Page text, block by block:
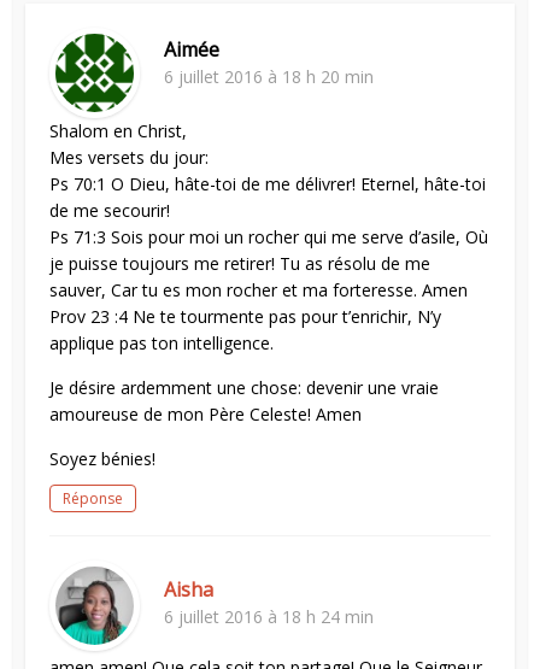
Aimée
6 juillet 2016 à 18 h 20 min
Shalom en Christ,
Mes versets du jour:
Ps 70:1 O Dieu, hâte-toi de me délivrer! Eternel, hâte-toi
de me secourir!
Ps 71:3 Sois pour moi un rocher qui me serve d’asile, Où
je puisse toujours me retirer! Tu as résolu de me
sauver, Car tu es mon rocher et ma forteresse. Amen
Prov 23 :4 Ne te tourmente pas pour t’enrichir, N’y
applique pas ton intelligence.
Je désire ardemment une chose: devenir une vraie
amoureuse de mon Père Celeste! Amen
Soyez bénies!
Réponse
Aisha
6 juillet 2016 à 18 h 24 min